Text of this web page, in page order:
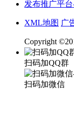
XML地图 广
Copyright
扫码加QQ群
扫码加微信